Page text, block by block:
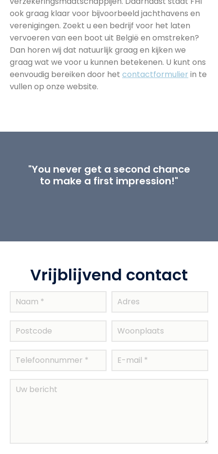
ook graag klaar voor bijvoorbeeld jachthavens en
verenigingen. Zoekt u een bedrijf voor het laten
vervoeren van een boot uit België en omstreken?
Dan horen wij dat natuurlijk graag en kijken we
graag wat we voor u kunnen betekenen. U kunt ons
eenvoudig bereiken door het contactformulier in te
vullen op onze website.
"You never get a second chance
to make a first impression!"
Vrijblijvend contact